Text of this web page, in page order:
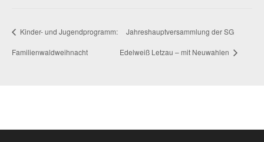
Kinder- und Jugendprogramm:
Familienwaldweihnacht
Jahreshauptversammlung der SG
Edelweiß Letzau – mit Neuwahlen